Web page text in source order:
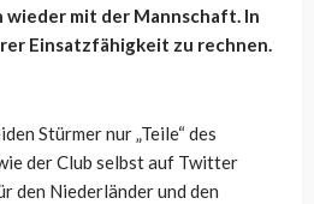
mit der Mannschaft. In
Einsatzfähigkeit zu rechnen.
Stürmer nur „Teile“ des
der Club selbst auf Twitter
den Niederländer und den